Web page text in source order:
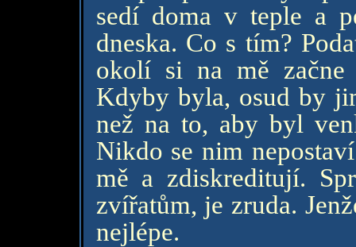
sedí doma v teple a
dneska. Co s tím?
okolí si na mě začne
Kdyby byla, osud by
než na to, aby byl
Nikdo se nim
mě a zdiskreditují.
zvířatům, je zruda.
nejlépe.